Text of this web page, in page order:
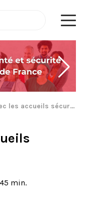
En finir avec les accueils sécurité ?
min.